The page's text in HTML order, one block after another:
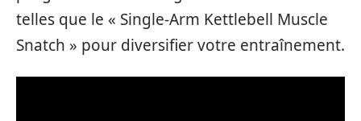
telles que le « Single-Arm Kettlebell Muscle
Snatch » pour diversifier votre entraînement.